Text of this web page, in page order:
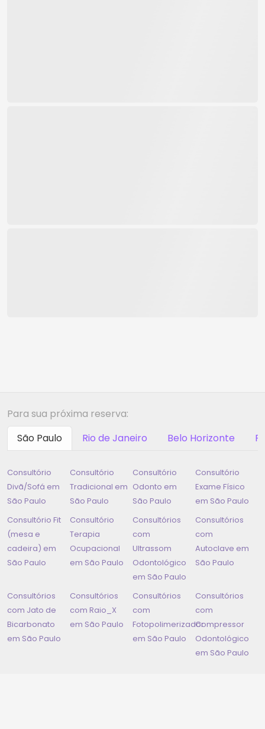
Para sua próxima reserva:
São Paulo
Rio de Janeiro Belo Horizonte
Consultório
Divã/Sofá em
São Paulo
Consultório
Tradicional em
São Paulo
Consultório
Odonto em
São Paulo
Consultório
Exame Físico
em São Paulo
Consultório Fit
(mesa e
cadeira) em
São Paulo
Consultório
Terapia
Ocupacional
em São Paulo
Consultórios
com
Ultrassom
Odontológico
em São Paulo
Consultórios
com
Autoclave em
São Paulo
Consultórios
com Jato de
Bicarbonato
em São Paulo
Consultórios
com Raio_X
em São Paulo
Consultórios
com
Fotopolimerizador
em São Paulo
Consultórios
com
Compressor
Odontológico
em São Paulo